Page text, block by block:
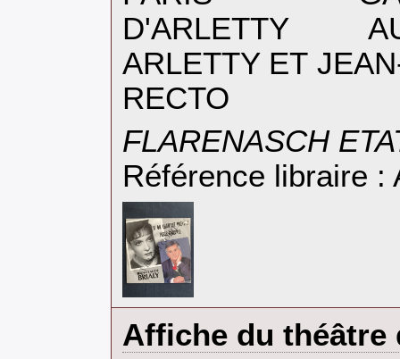
D'ARLETTY
ARLETTY ET
RECTO‎
‎FLARENASCH
Référence libraire :
‎Affiche du théâtre